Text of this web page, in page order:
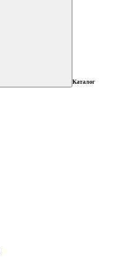
Каталог